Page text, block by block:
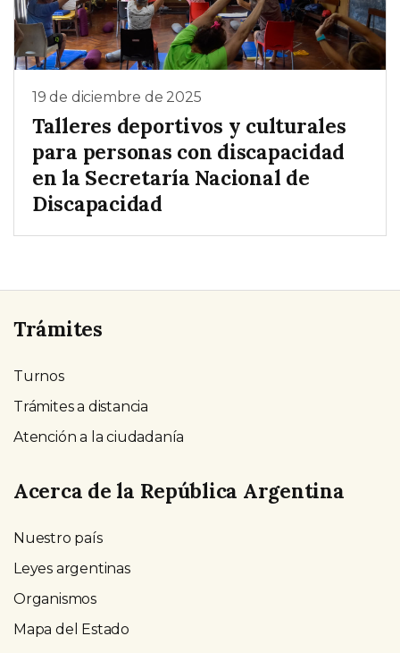
19 de diciembre de 2025
Talleres deportivos y culturales
para personas con discapacidad
en la Secretaría Nacional de
Discapacidad
Trámites
Turnos
Trámites a distancia
Atención a la ciudadanía
Acerca de la República Argentina
Nuestro país
Leyes argentinas
Organismos
Mapa del Estado